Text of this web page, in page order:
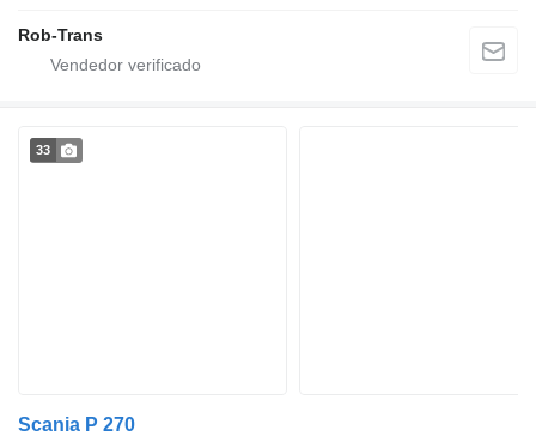
Rob-Trans
33
Scania P 270